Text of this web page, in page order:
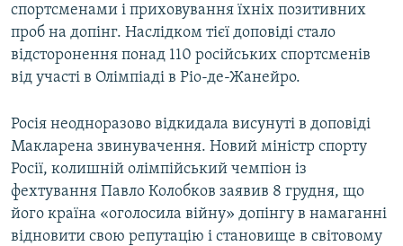
спортсменами і приховування їхніх позитивних
проб на допінг. Наслідком тієї доповіді стало
відсторонення понад 110 російських спортсменів
від участі в Олімпіаді в Ріо-де-Жанейро.
Росія неодноразово відкидала висунуті в доповіді
Макларена звинувачення. Новий міністр спорту
Росії, колишній олімпійський чемпіон із
фехтування Павло Колобков заявив 8 грудня, що
його країна «оголосила війну» допінгу в намаганні
відновити свою репутацію і становище в світовому